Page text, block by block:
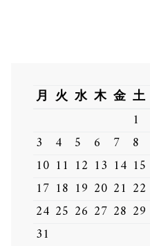
月 火 水 木 金 土
1
3
4 5 6 7 8
10 11 12 13 14 15
17 18 19 20 21 22
24 25 26 27 28 29
31